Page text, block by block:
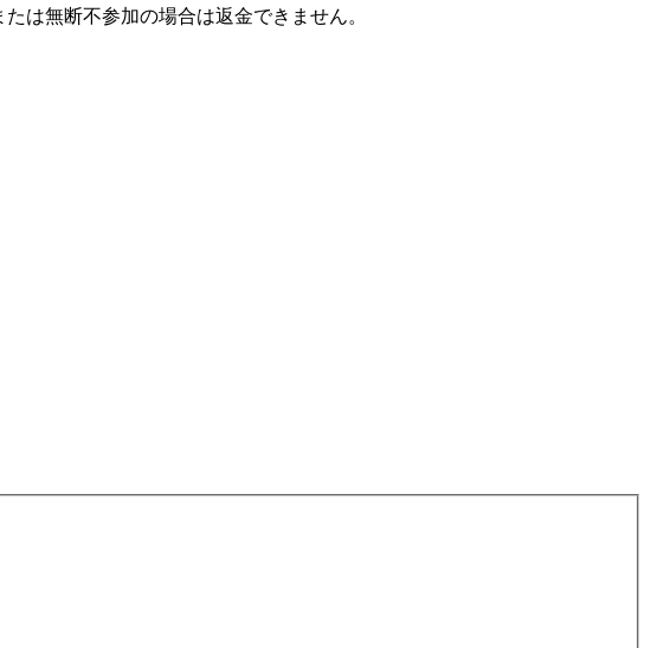
は無断不参加の場合は返金できません。